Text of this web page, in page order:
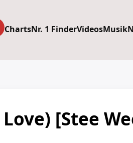
ChartsNr. 1 FinderVideosMusik
[Stee